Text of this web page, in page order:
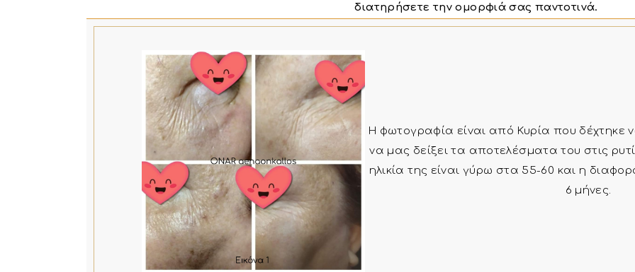
διατηρήσετε την ομορφιά σας παντοτινά.
Η φωτογραφία είναι από Κυρία που δέχτηκε
να μας δείξει τα αποτελέσματα του στις
ηλικία της είναι γύρω στα 55-60 και η
6 μήνες.